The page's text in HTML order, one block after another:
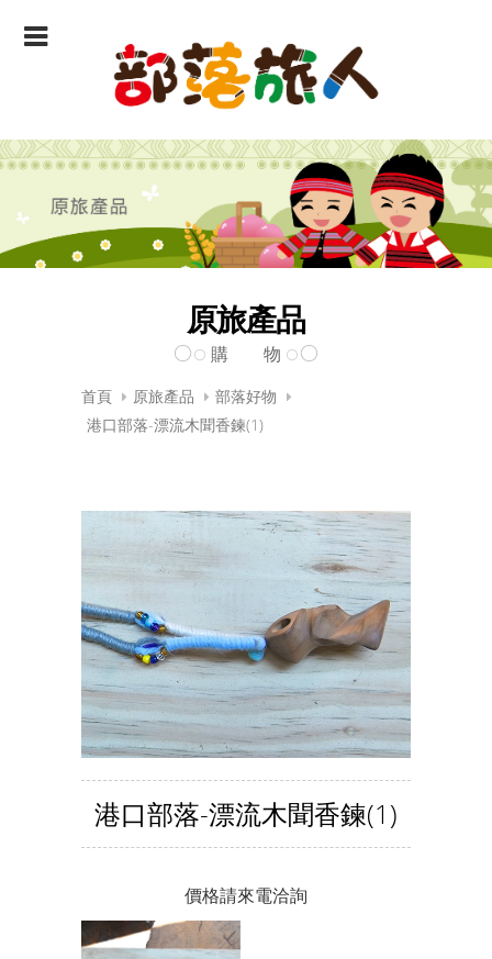
原旅產品
購 物
首頁 原旅產品
部落好物
港口部落-漂流木聞香鍊(1)
港口部落-漂流木聞香鍊(1)
價格請來電洽詢